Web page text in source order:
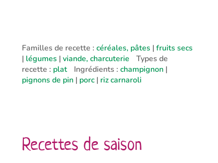
Familles de recette : céréales, pâtes | fruits secs
| légumes | viande, charcuterie
Types de
recette : plat Ingrédients : champignon|
pignons de pin| porc| riz carnaroli
Recettes de saison